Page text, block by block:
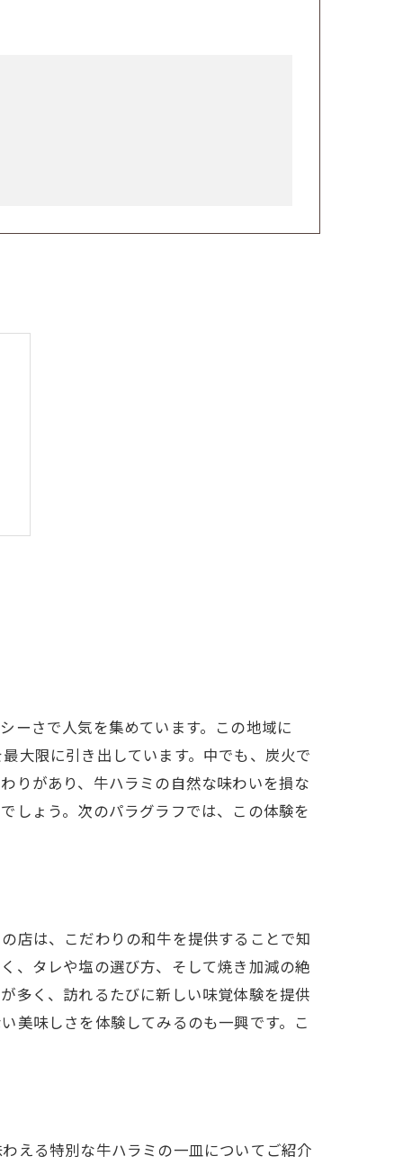
ーさで人気を集めています。この地域に
大限に引き出しています。中でも、炭火で
りがあり、牛ハラミの自然な味わいを損な
しょう。次のパラグラフでは、この体験を
店は、こだわりの和牛を提供することで知
、タレや塩の選び方、そして焼き加減の絶
多く、訪れるたびに新しい味覚体験を提供
美味しさを体験してみるのも一興です。こ
える特別な牛ハラミの一皿についてご紹介